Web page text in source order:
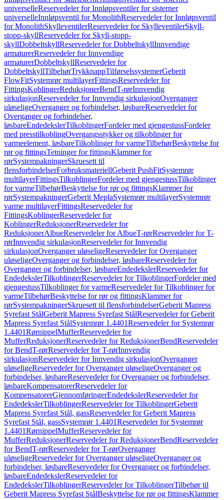
universelleReservedeler for Innløpsventiler for sisterner
universelleInnløpsventil for MonolithReservedeler for Innløpsventil
for MonolithSkylleventilerReservedeler for SkylleventilerSkyll-
stopp-skyllReservedeler for Skyll-stopp-
skyllDobbeltskyllReservedeler for DobbeltskyllInnvendige
armaturerReservedeler for Innvendige
armaturerDobbeltskyllReservedeler for
DobbeltskyllTilbehørTrykknappTilførselssystemerGeberit
FlowFitSystemrør multilayerFittingsReservedeler for
FittingsKoblingerReduksjonerBendT-rørInnvendig
sirkulasjonReservedeler for Innvendig sirkulasjonOverganger
uløseligeOverganger og forbindelser, løsbareReservedeler for
Overganger og forbindelser,
løsbareEndedekslerTilkoblingerFordeler med gjengestussFordeler
med presstilkoblingOvergangsstykker og tilkoblinger for
varmeelement, løsbareTilkoblinger for varmeTilbehørBeskyttelse for
rør og fittingsTetninger for fittingsKlammer for
rørSystempakningerSkruesett til
flensforbindelserForbruksmateriellGeberit PushFitSystemrør
multilayerFittingsTilkoblingerFordeler med gjengestussTilkoblinger
for varmeTilbehørBeskyttelse for rør og fittingsKlammer for
rørSystempakningerGeberit MeplaSystemrør multilayerSystemrør
varme multilayerFittingsReservedeler for
FittingsKoblingerReservedeler for
KoblingerReduksjonerReservedeler for
ReduksjonerAlbueReservedeler for AlbueT-rørReservedeler for T-
rørInnvendig sirkulasjonReservedeler for Innvendig
sirkulasjonOverganger uløseligeReservedeler for Overganger
uløseligeOverganger og forbindelser, løsbareReservedeler for
Overganger og forbindelser, løsbareEndedekslerReservedeler for
EndedekslerTilkoblingerReservedeler for TilkoblingerFordeler med
gjengestussTilkoblinger for varmeReservedeler for Tilkoblinger for
varmeTilbehørBeskyttelse for rør og fittingsKlammer for
rørSystempakningerSkruesett til flensforbindelserGeberit Mapress
Syrefast StålGeberit Mapress Syrefast StålReservedeler for Geberit
Mapress Syrefast StålSystemrør 1.4401Reservedeler for Systemrør
1.4401RørnippelMufferReservedeler for
MufferReduksjonerReservedeler for ReduksjonerBendReservedeler
for BendT-rørReservedeler for T-rørInnvendig
sirkulasjonReservedeler for Innvendig sirkulasjonOverganger
uløseligeReservedeler for Overganger uløseligeOverganger og
forbindelser, løsbareReservedeler for Overganger og forbindelser,
løsbareKompensatorerReservedeler for
KompensatorerGjennomføringerEndedekslerReservedeler for
EndedekslerTilkoblingerReservedeler for TilkoblingerGeberit
Mapress Syrefast Stål, gassReservedeler for Geberit Mapress
Syrefast Stål, gassSystemrør 1.4401Reservedeler for Systemrør
1.4401RørnippelMufferReservedeler for
MufferReduksjonerReservedeler for ReduksjonerBendReservedeler
for BendT-rørReservedeler for T-rørOverganger
uløseligeReservedeler for Overganger uløseligeOverganger og
forbindelser, løsbareReservedeler for Overganger og forbindelser,
løsbareEndedekslerReservedeler for
EndedekslerTilkoblingerReservedeler for TilkoblingerTilbehør til
Geberit Mapress Syrefast StålBeskyttelse for rør og fittingsKlammer